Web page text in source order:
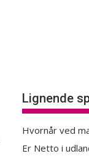
Lignende
Hvornår ved
Er Netto i